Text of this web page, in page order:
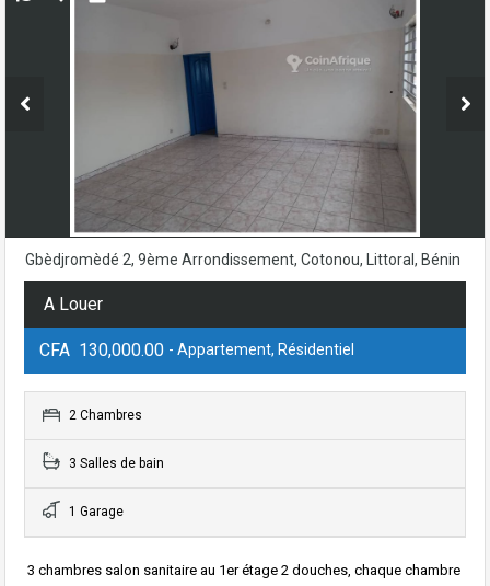
Gbèdjromèdé 2, 9ème Arrondissement, Cotonou, Littoral, Bénin
A Louer
CFA 130,000.00 - Appartement, Résidentiel
2 Chambres
3 Salles de bain
1 Garage
3 chambres salon sanitaire au 1er étage 2 douches, chaque chambre